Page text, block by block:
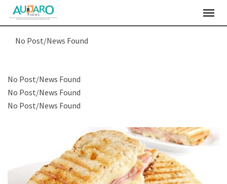
No Post/News Found
No Post/News Found
No Post/News Found
No Post/News Found